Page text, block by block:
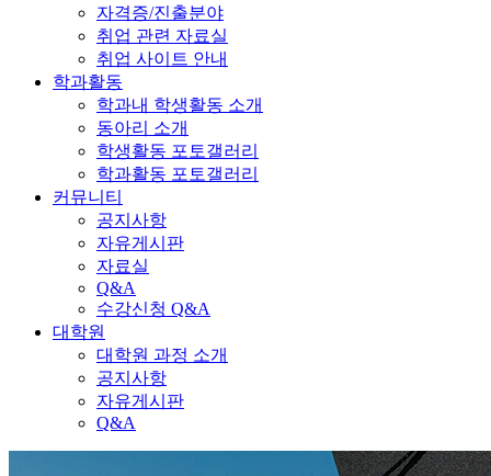
자격증/진출분야
취업 관련 자료실
취업 사이트 안내
학과활동
학과내 학생활동 소개
동아리 소개
학생활동 포토갤러리
학과활동 포토갤러리
커뮤니티
공지사항
자유게시판
자료실
Q&A
수강신청 Q&A
대학원
대학원 과정 소개
공지사항
자유게시판
Q&A